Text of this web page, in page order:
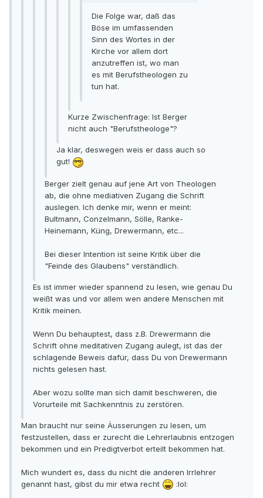
Die Folge war, daß das
Böse im umfassenden
Sinn des Wortes in der
Kirche vor allem dort
anzutreffen ist, wo man
es mit Berufstheologen zu
tun hat.
Kurze Zwischenfrage: Ist Berger
nicht auch "Berufstheologe"?
Ja klar, deswegen weis er dass auch so
gut!
Berger zielt genau auf jene Art von Theologen
ab, die ohne mediativen Zugang die Schrift
auslegen. Ich denke mir, wenn er meint:
Bultmann, Conzelmann, Sölle, Ranke-
Heinemann, Küng, Drewermann, etc...
Bei dieser Intention ist seine Kritik über die
"Feinde des Glaubens" verständlich.
Es ist immer wieder spannend zu lesen, wie genau Du
weißt was und vor allem wen andere Menschen mit
Kritik meinen.
Wenn Du behauptest, dass z.B. Drewermann die
Schrift ohne meditativen Zugang aulegt, ist das der
schlagende Beweis dafür, dass Du von Drewermann
nichts gelesen hast.
Aber wozu sollte man sich damit beschweren, die
Vorurteile mit Sachkenntnis zu zerstören.
Man braucht nur seine Äusserungen zu lesen, um
festzustellen, dass er zurecht die Lehrerlaubnis entzogen
bekommen und ein Predigtverbot erteilt bekommen hat.
Mich wundert es, dass du nicht die anderen Irrlehrer
genannt hast, gibst du mir etwa recht
:lol: